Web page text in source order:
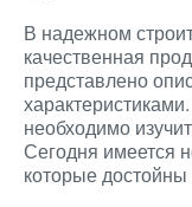
В надежном
качественная
представлено
необходимо
Сегодня имеется
которые